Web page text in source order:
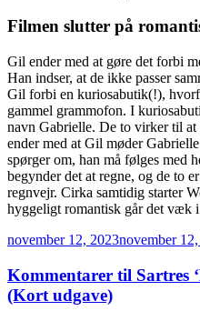
Filmen slutter på
Gil ender med at gøre det forbi
Han indser, at de ikke passer
Gil forbi en kuriosabutik(!),
gammel grammofon. I
navn Gabrielle. De to virker til at
ender med at Gil møder
spørger om, han må følges med
begynder det at regne, og de to
regnvejr. Cirka samtidig starter
hyggeligt romantisk går det væk i
Udgivet
november 12, 2023november
Kommentarer til Sartres
(Kort udgave)